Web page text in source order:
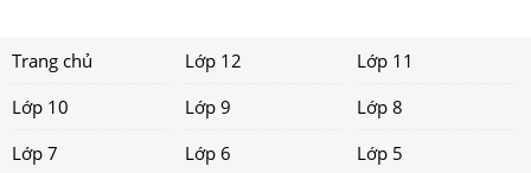
Trang chủ Lớp 12
Lớp 11
Lớp 10
Lớp 9
Lớp 8
Lớp 7
Lớp 6 Lớp 5